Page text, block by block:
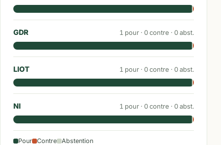
GDR 1 pour · 0contre · 0abst.
LIOT 1 pour · 0contre · 0abst.
NI 1 pour · 0contre · 0abst.
Pour Contre Abstention